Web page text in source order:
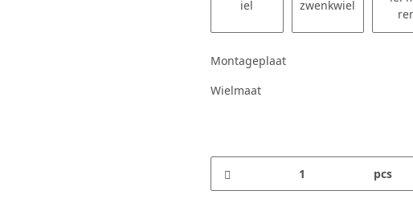
Montageplaat
Wielmaat
pcs